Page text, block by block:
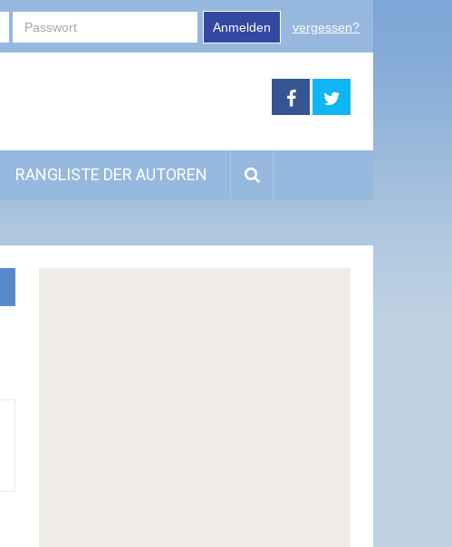
Anmelden vergessen?
RANGLISTE DER AUTOREN